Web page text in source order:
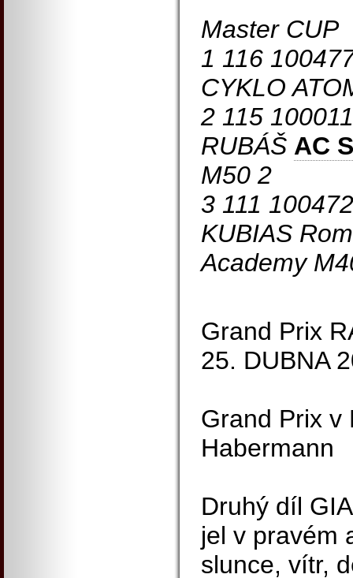
Master CUP
1 116
CYKLO
2 115
RUBÁŠ AC
M50 2
3 111
KUBIAS
Academy
Grand Prix
25. DUBNA
Grand Prix v
Habermann
Druhý díl
jel v pravém
slunce, vítr,